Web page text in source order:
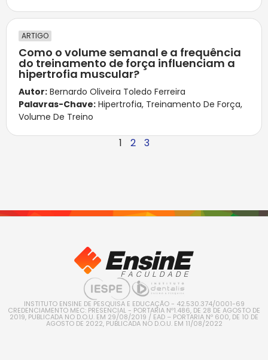
ARTIGO
Como o volume semanal e a frequência
do treinamento de força influenciam a
hipertrofia muscular?
Autor: Bernardo Oliveira Toledo Ferreira
Palavras-Chave: Hipertrofia, Treinamento De Força,
Volume De Treino
1 2 3
INSTITUTO ENSINE DE PESQUISA E EDUCAÇÃO - 42.530.374/0001-69
CREDENCIAMENTO MEC: PRESENCIAL - PORTARIA Nº1.486, DE 28 DE AGOSTO DE
2019, PUBLICADA NO D.O.U. EM 29/08/2019 / EAD – PORTARIA Nº 600, DE 10 DE
AGOSTO DE 2022, PUBLICADA NO D.O.U. EM 11/08/2022